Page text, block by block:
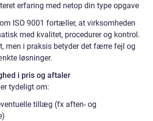
erfaring med netop din type opgave
ISO 9001 fortæller, at virksomheden
med kvalitet, procedurer og kontrol.
men i praksis betyder det færre fejl og
løsninger.
i pris og aftaler
tydeligt om:
tillæg (fx aften- og